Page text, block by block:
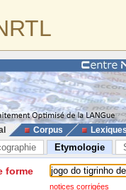
Corpus
Etymologie
forme
notices corrigées